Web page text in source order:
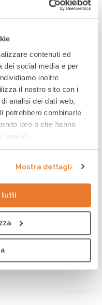
contenuti ed
dei social media e per
inoltre
il nostro sito con i
analisi dei dati web,
potrebbero combinarle
loro o che hanno
servizi.
Mostra dettagli
tutti
2023